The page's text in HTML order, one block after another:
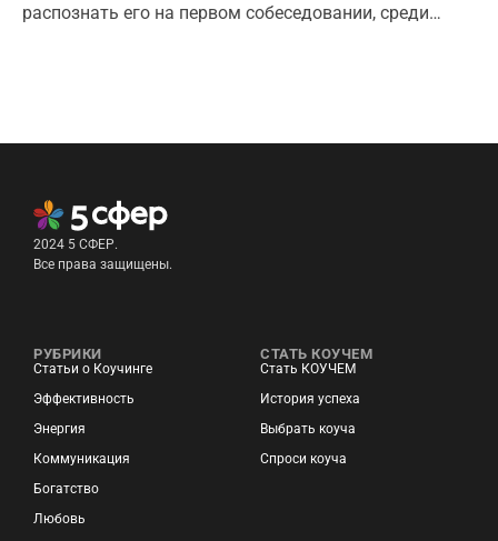
распознать его на первом собеседовании, среди
2024 5 СФЕР.
Все права защищены.
РУБРИКИ
Статьи о Коучинге
Эффективность
Энергия
Коммуникация
Богатство
Любовь
СТАТЬ КОУЧЕМ
Стать КОУЧЕМ
История успеха
Выбрать коуча
Спроси коуча